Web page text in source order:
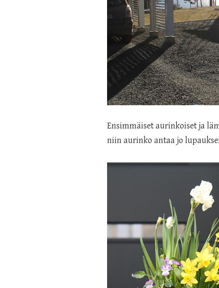
Ensimmäiset aurinkoiset ja
niin aurinko antaa jo